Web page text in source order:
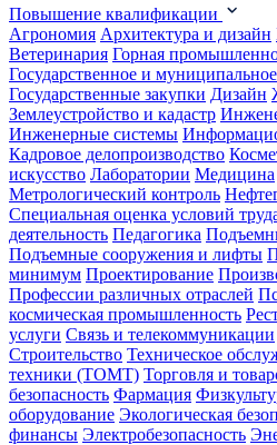
Повышение квалификации
Агрономия Архитектура и дизайн
Ветеринария Горная
Государственное и
Государственные закупки Дизайн
Землеустройство и кадастр
Инженерные системы
Кадровое делопроизводство
искусство Лаборатории Медицина
Метрологический контроль
Специальная оценка условий
деятельность Педагогика
Подъемные сооружения и лифты
минимум Проектирование
Профессии различных отраслей
космическая промышленность
услуги Связь и телекоммуникации
Строительство Техническое
техники (ТОМТ) Торговля и
безопасность Фармация
оборудование Экологическая
финансы Электробезопасность